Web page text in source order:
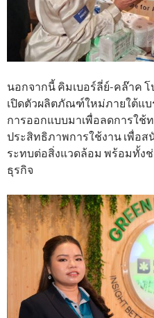
นอกจากนี้ คิมเบอร์ลี่ย์-คล๊าค โ
เปิดตัวผลิตภัณฑ์ใหม่ภายใต้แบ
การออกแบบมาเพื่อลดการใช้
ประสิทธิภาพการใช้งาน เพื่อ
ระทบต่อสิ่งแวดล้อม พร้อมทั้ง
ธุรกิจ